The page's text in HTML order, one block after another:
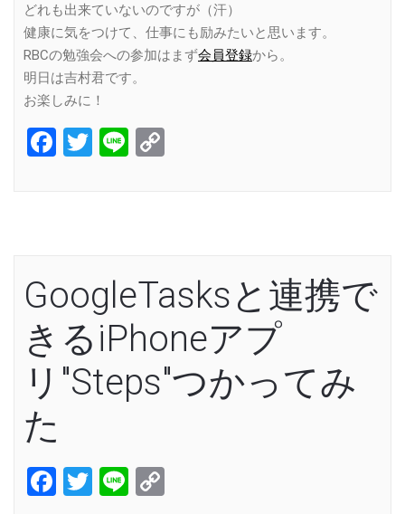
どれも出来ていないのですが（汗）
健康に気をつけて、仕事にも励みたいと思います。
RBCの勉強会への参加はまず会員登録から。
明日は吉村君です。
お楽しみに！
Facebook
Twitter
Line
GoogleTasksと連携で
きるiPhoneアプ
リ"Steps"つかってみ
た
Facebook
Twitter
Line